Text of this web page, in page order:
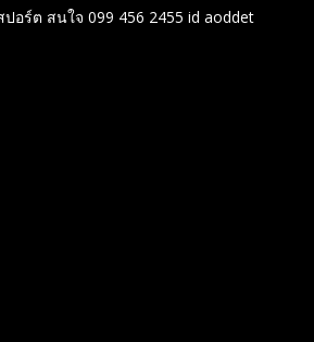
อร์ต สนใจ 099 456 2455 id aoddet